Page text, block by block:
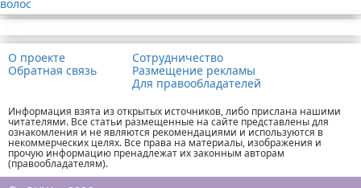
О проекте
Обратная связь
Сотрудничество
Размещение рекламы
Для правообладателей
Информация взята из открытых источников, либо прислана нашими
читателями. Все статьи размещенные на сайте представлены для
ознакомления и не являются рекомендациями и используются в
некоммерческих целях. Все права на материалы, изображения и
прочую информацию пренадлежат их законным авторам
(правообладателям).